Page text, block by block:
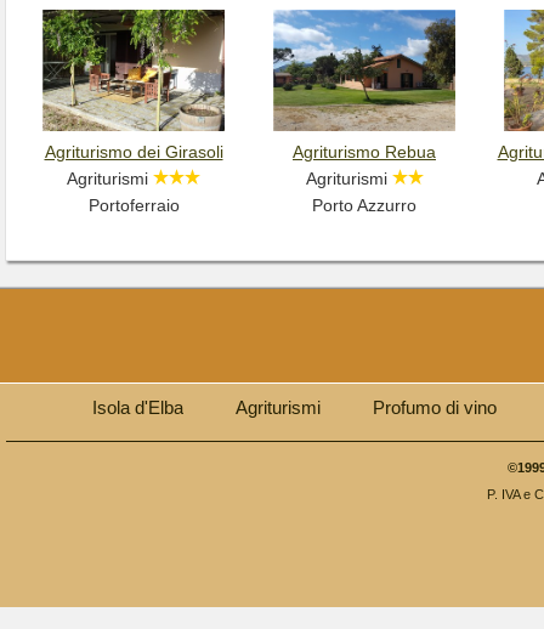
Agriturismo dei Girasoli
Agriturismi
Portoferraio
Agriturismo Rebua
Agriturismi
Porto Azzurro
Isola d'Elba Agriturismi Profumo di vino
P. IVA e